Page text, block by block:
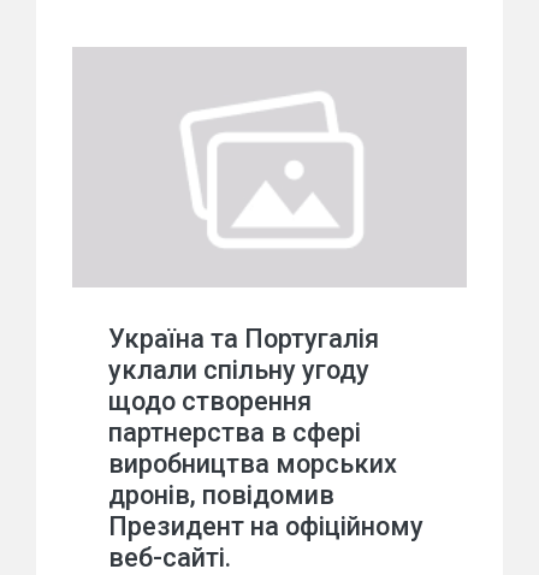
Україна та Португалія
уклали спільну угоду
щодо створення
партнерства в сфері
виробництва морських
дронів, повідомив
Президент на офіційному
веб-сайті.